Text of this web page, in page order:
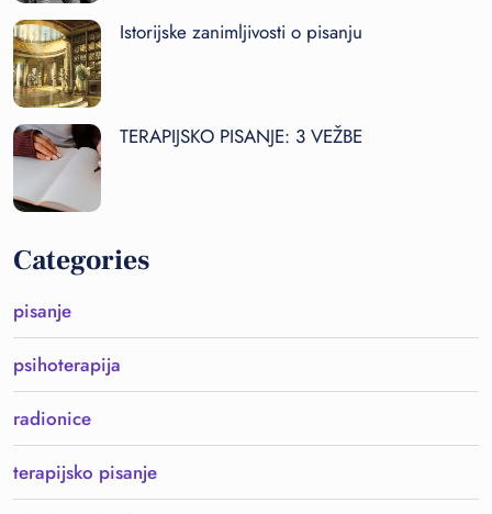
Istorijske zanimljivosti o pisanju
TERAPIJSKO PISANJE: 3 VEŽBE
Categories
pisanje
psihoterapija
radionice
terapijsko pisanje